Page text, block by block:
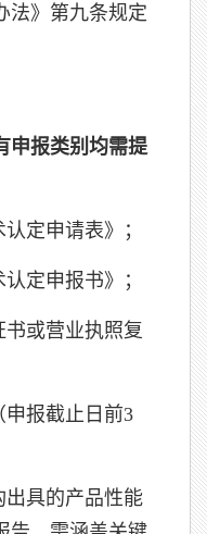
法》第九条规定
申报类别均需提
定申请表》；
定申报书》；
或营业执照复
报截止日前3
出具的产品性能